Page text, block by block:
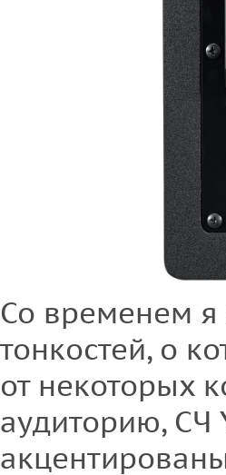
Со временем я
тонкостей, о
от некоторых
аудиторию, СЧ